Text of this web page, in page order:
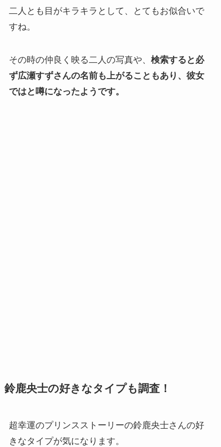
二人とも目がキラキラとして、とてもお似合いで
すね。
その時の仲良く映る二人の写真や、 検索すると必
ず広瀬すずさんの名前も上がることもあり、彼女
ではと噂になったようです。
鈴鹿央士の好きなタイプも調査！
超幸運のプリンスストーリーの鈴鹿央士さんの好
きなタイプが気になります。